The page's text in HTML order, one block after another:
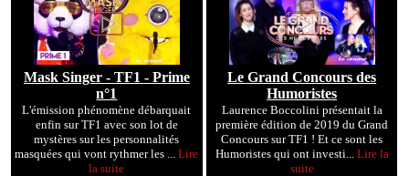
Mask Singer - TF1 - Prime
n°1
L'émission phénomène débarquait
enfin sur TF1 avec son lot de
mystères sur les personnalités
masquées qui vont rythmer les ...Lire
la suite
Le Grand Concours des
Humoristes
Laurence Boccolini présentait la
première édition de 2019 du Grand
Concours sur TF1 ! Et ce sont les
Humoristes qui ont investi... Lire la
suite